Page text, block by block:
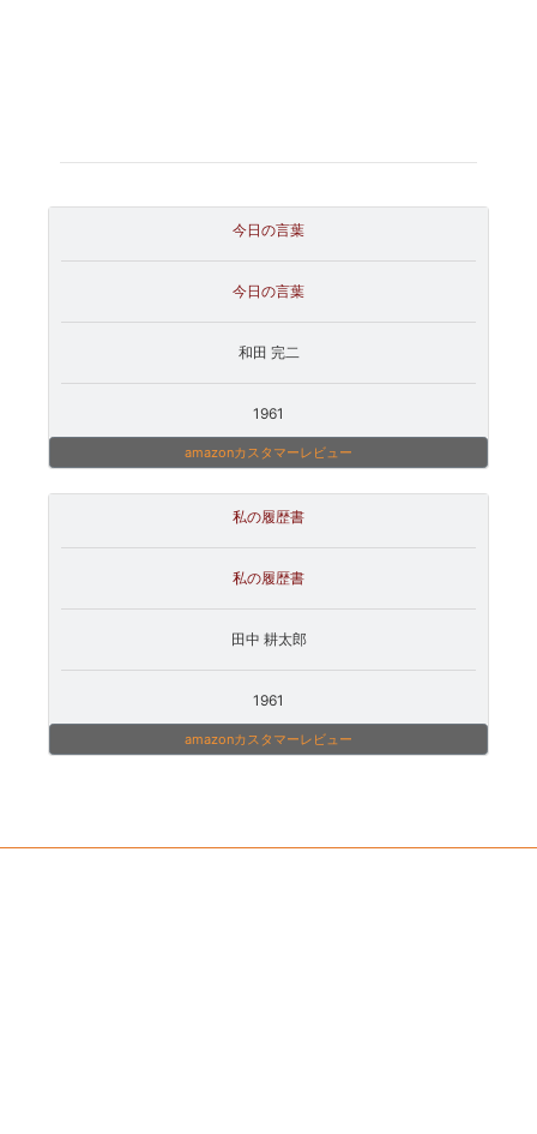
今日の言葉
今日の言葉
和田 完二
1961
amazonカスタマーレビュー
私の履歴書
私の履歴書
田中 耕太郎
1961
amazonカスタマーレビュー